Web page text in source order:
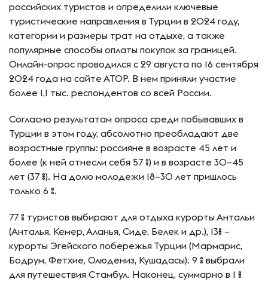
российских туристов и определили ключевые
туристические направления в Турции в 2024 году,
категории и размеры трат на отдыхе, а также
популярные способы оплаты покупок за границей.
Онлайн-опрос проводился с 29 августа по 16 сентября
2024 года на сайте АТОР. В нем приняли участие
более 1,1 тыс. респондентов со всей России.
Согласно результатам опроса среди побывавших в
Турции в этом году, абсолютно преобладают две
возрастные группы: россияне в возрасте 45 лет и
более (к ней отнесли себя 57 %) и в возрасте 30–45
лет (37 %). На долю молодежи 18–30 лет пришлось
только 6 %.
77 % туристов выбирают для отдыха курорты Антальи
(Анталья, Кемер, Аланья, Сиде, Белек и др.), 13% –
курорты Эгейского побережья Турции (Мармарис,
Бодрум, Фетхие, Олюдениз, Кушадасы). 9 % выбрали
для путешествия Стамбул. Наконец, суммарно в 1 %